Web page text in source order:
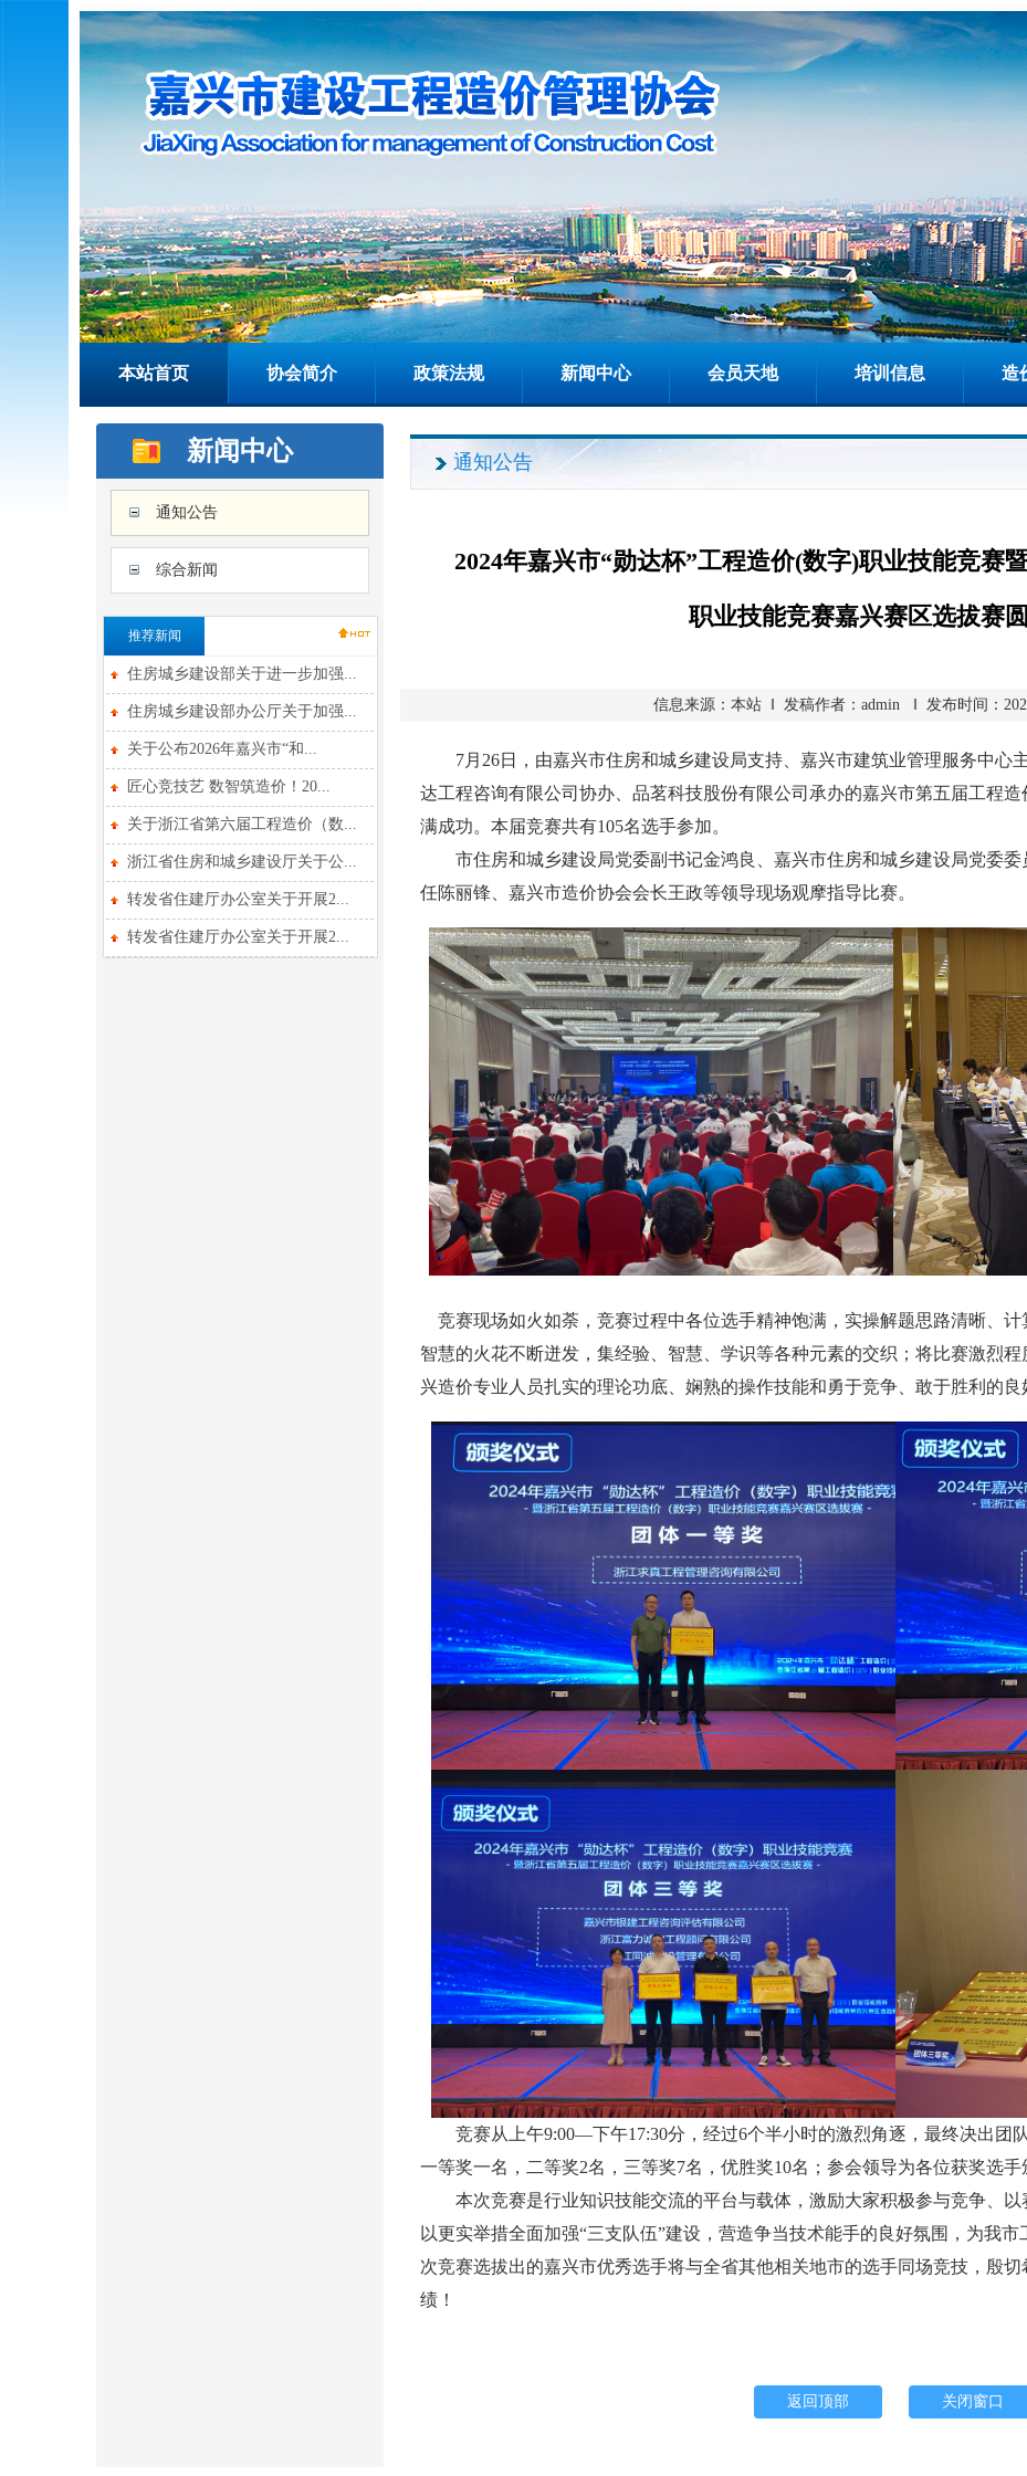
本站首页 协会简介 政策法规 新闻中心 会员天地 培训信息 造
新闻中心
通知公告
综合新闻
推荐新闻
住房城乡建设部关于进一步加强...
住房城乡建设部办公厅关于加强...
关于公布2026年嘉兴市“和...
匠心竞技艺 数智筑造价！20...
关于浙江省第六届工程造价（数...
浙江省住房和城乡建设厅关于公...
转发省住建厅办公室关于开展2...
转发省住建厅办公室关于开展2...
通知公告
2024年嘉兴市“勋达杯”工程造价(数字)职业技能竞赛
职业技能竞赛嘉兴赛区选拔赛
信息来源：本站 ‖ 发稿作者：admin ‖ 发布时间：
7月26日，由嘉兴市住房和城乡建设局支持、嘉兴市建筑业管理服务中心
达工程咨询有限公司协办、品茗科技股份有限公司承办的嘉兴市第五届工程
满成功。本届竞赛共有105名选手参加。
市住房和城乡建设局党委副书记金鸿良、嘉兴市住房和城乡建设局党委委
任陈丽锋、嘉兴市造价协会会长王政等领导现场观摩指导比赛。
竞赛现场如火如荼，竞赛过程中各位选手精神饱满，实操解题思路清晰、计
智慧的火花不断迸发，集经验、智慧、学识等各种元素的交织；将比赛激烈
兴造价专业人员扎实的理论功底、娴熟的操作技能和勇于竞争、敢于胜利的良
竞赛从上午9:00—下午17:30分，经过6个半小时的激烈角逐，最终决出团
一等奖一名，二等奖2名，三等奖7名，优胜奖10名；参会领导为各位获奖选手
本次竞赛是行业知识技能交流的平台与载体，激励大家积极参与竞争、以
以更实举措全面加强“三支队伍”建设，营造争当技术能手的良好氛围，为我
次竞赛选拔出的嘉兴市优秀选手将与全省其他相关地市的选手同场竞技，殷
绩！